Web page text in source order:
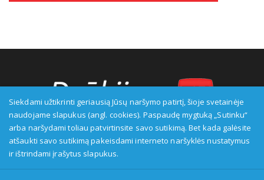
Transliuotojas: VšĮ Alytaus regioninė televizija, įmonės kodas:
149916583, adresas: Kranto g. 33, LT-62147 Alytus, priežiūros
Siekdami užtikrinti geriausią Jūsų naršymo patirtį, šioje svetainėje
naudojame slapukus (angl. cookies). Paspaudę mygtuką „Sutinku“
arba naršydami toliau patvirtinsite savo sutikimą. Bet kada galėsite
atšaukti savo sutikimą pakeisdami interneto naršyklės nustatymus
ir ištrindami įrašytus slapukus.